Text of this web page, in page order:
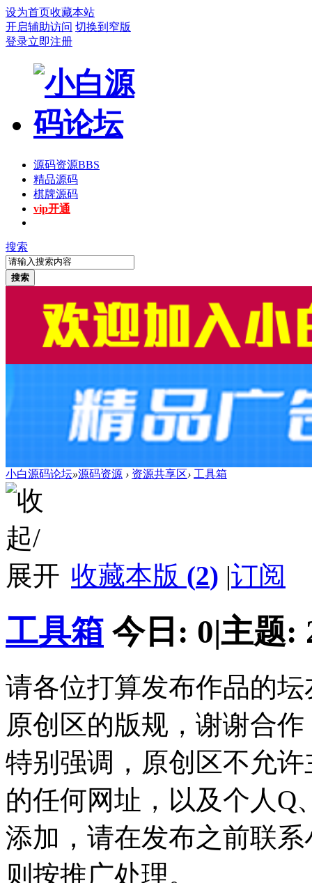
设为首页收藏本站
开启辅助访问 切换到窄版
登录立即注册
源码资源BBS
精品源码
棋牌源码
vip开通
搜索
搜索
小白源码论坛»源码资源 › 资源共享区› 工具箱
收藏本版 (2) |订阅
工具箱 今日: 0|主题:
请各位打算发布作品的
原创区的版规，谢谢合作
特别强调，原创区不允
的任何网址，以及个人Q
添加，请在发布之前联
则按推广处理。